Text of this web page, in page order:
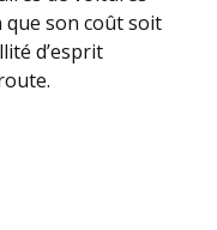
que son coût soit
d’esprit